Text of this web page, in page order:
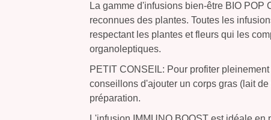
La gamme d'infusions bien-être BIO
reconnues des plantes. Toutes les
respectant les plantes et fleurs qui les
organoleptiques.
PETIT CONSEIL: Pour profiter
conseillons d'ajouter un corps gras (lait
préparation.